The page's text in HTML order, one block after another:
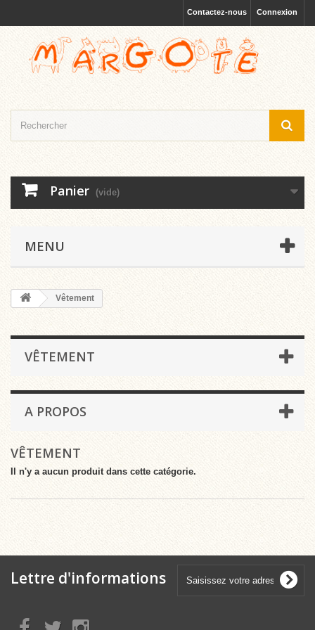
Connexion
Contactez-nous
Panier (vide)
MENU
Vêtement
VÊTEMENT
A PROPOS
VÊTEMENT
Il n'y a aucun produit dans cette catégorie.
Lettre d'informations